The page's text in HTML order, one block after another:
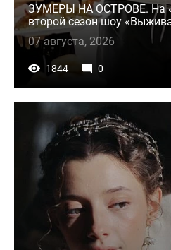
ЗУМЕРЫ НА ОСТРОВЕ. На
второй сезон шоу
07 августа, 2026
1844 0